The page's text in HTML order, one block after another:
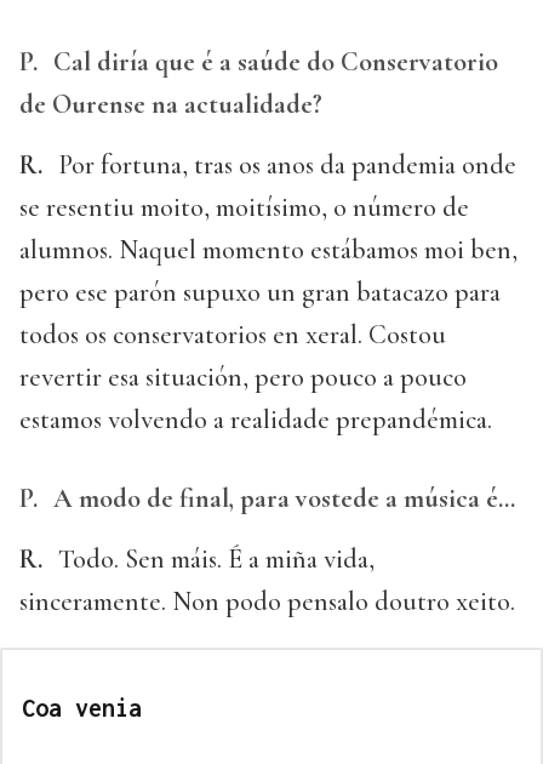
P. Cal diría que é a saúde do Conservatorio
de Ourense na actualidade?
R. Por fortuna, tras os anos da pandemia onde
se resentiu moito, moitísimo, o número de
alumnos. Naquel momento estábamos moi ben,
pero ese parón supuxo un gran batacazo para
todos os conservatorios en xeral. Costou
revertir esa situación, pero pouco a pouco
estamos volvendo a realidade prepandémica.
P. A modo de final, para vostede a música é…
R. Todo. Sen máis. É a miña vida,
sinceramente. Non podo pensalo doutro xeito.
Coa venia